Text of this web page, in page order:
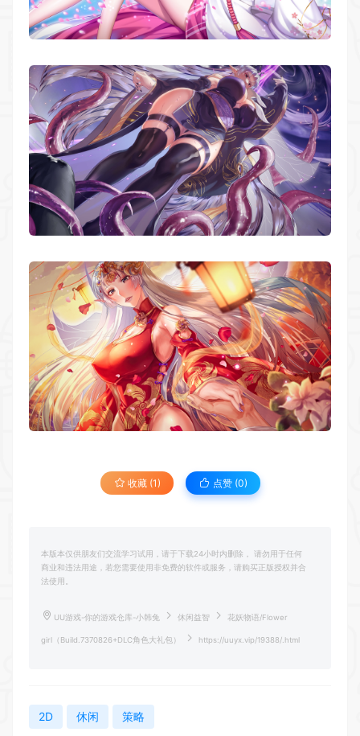
收藏 (1) 点赞 (0)
本版本仅供朋友们交流学习试用，请于下载24小时内删除， 请勿用于任何
商业和违法用途，若您需要使用非免费的软件或服务，请购买正版授权并合
法使用。
UU游戏-你的游戏仓库-小韩兔 休闲益智 花妖物语/Flower
girl（Build.7370826+DLC角色大礼包） https://uuyx.vip/19388/.html
2D 休闲 策略